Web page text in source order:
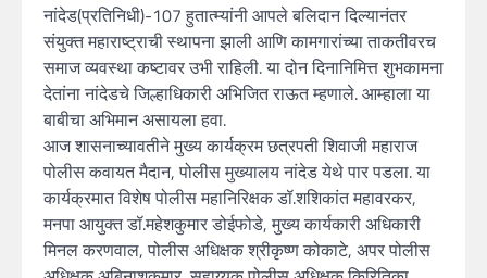
नांदेड(प्रतिनिधी)-107 हुतात्म्यांनी आपले बलिदान दिल्यानंतर
संयुक्त महाराष्ट्राची स्थापना झाली आणि कामगारांच्या ताकतीवरच
समाज व्यवस्था कष्टावर उभी राहिली. या दोन दिनानिमित्त शुभकामना
देतांना नांदेडचे जिल्हाधिकारी अभिजित राऊत म्हणाले. आम्हाला या
बाबीचा अभिमान असायला हवा.
आज शासनाच्यावतीने मुख्य कार्यक्रम छत्रपती शिवाजी महाराज
पोलीस कवायत मैदान, पोलीस मुख्यालय नांदेड येथे पार पडला. या
कार्यक्रमात विशेष पोलीस महानिरिक्षक डॉ.शशिकांत महावरकर,
मनपा आयुक्त डॉ.महेशकुमार डोईफोडे, मुख्य कार्यकारी अधिकारी
मिनल करणवाल, पोलीस अधिक्षक श्रीकृष्ण कोकाटे, अपर पोलीस